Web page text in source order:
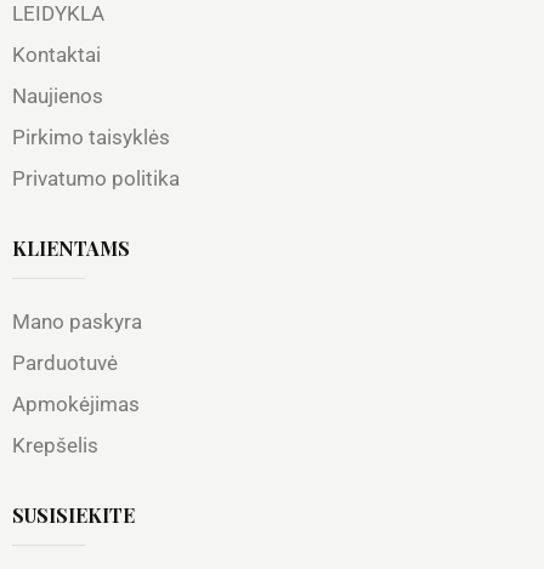
LEIDYKLA
Kontaktai
Naujienos
Pirkimo taisyklės
Privatumo politika
KLIENTAMS
Mano paskyra
Parduotuvė
Apmokėjimas
Krepšelis
SUSISIEKITE